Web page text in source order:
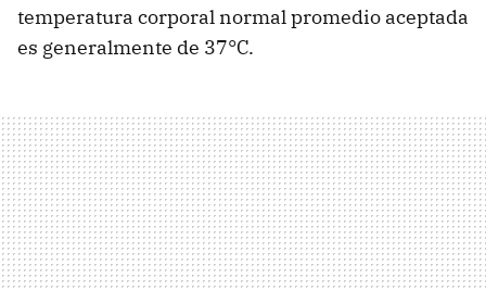
temperatura corporal normal promedio aceptada
es generalmente de 37°C.